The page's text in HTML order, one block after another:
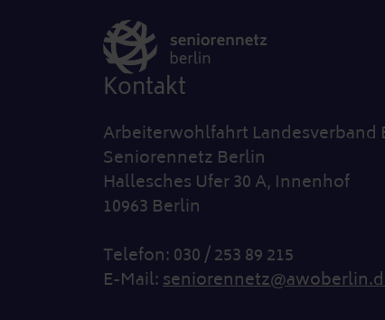
Kontakt
Arbeiterwohlfahrt Landesverband
Seniorennetz Berlin
Hallesches Ufer 30 A, Innenhof
10963 Berlin
Telefon: 030 / 253 89 215
E-Mail: